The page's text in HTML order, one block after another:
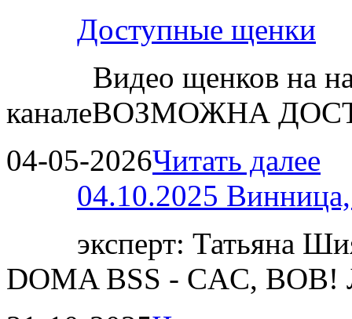
Доступные щенки
Видео щенков на
каналеВОЗМОЖНА
04-05-2026Читать далее
04.10.2025
эксперт: Татьяна
DOMA BSS - CAC,